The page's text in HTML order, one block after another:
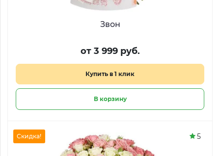
Звон
от 3 999 руб.
Купить в 1 клик
В корзину
Скидка! 5